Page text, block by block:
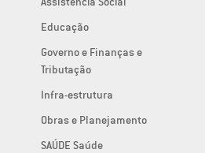
Educação
Governo e Finanças e
Tributação
Infra-estrutura
Obras e Planejamento
SAÚDE Saúde